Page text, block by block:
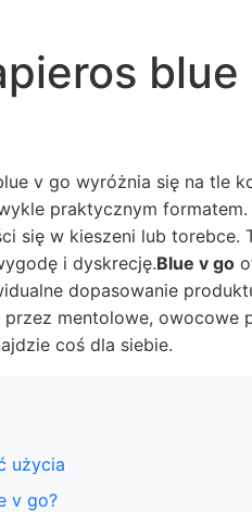
v go wyróżnia się na tle
praktycznym
się w kieszeni lub torebce.
i dyskrecję.Blue v go
dopasowanie
mentolowe, owocowe
coś dla siebie.
użycia
v go?